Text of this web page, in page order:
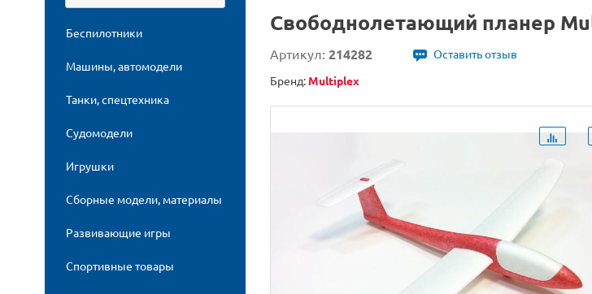
Беспилотники
Машины, автомодели
Танки, спецтехника
Судомодели
Игрушки
Сборные модели, материалы
Развивающие игры
Спортивные товары
Свободнолетающий планер
Артикул: 214282
Оставить отзыв
Бренд: Multiplex